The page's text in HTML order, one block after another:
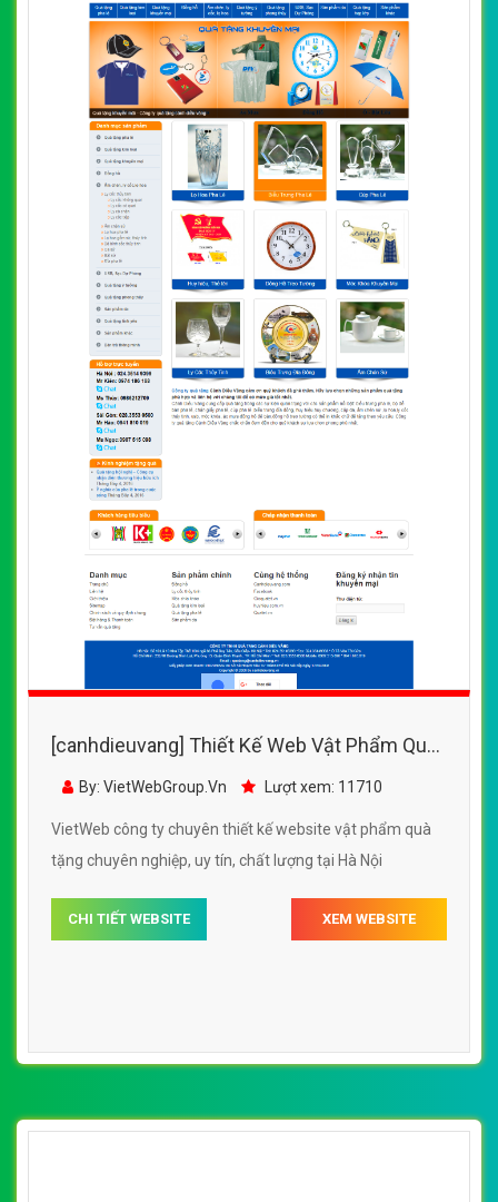
[canhdieuvang] Thiết Kế Web Vật Phẩm Quà
Tặng Cánh Diều Vàng
By: VietWebGroup.Vn Lượt xem: 11710
VietWeb công ty chuyên thiết kế website vật phẩm quà
tặng chuyên nghiệp, uy tín, chất lượng tại Hà Nội
CHI TIẾT WEBSITE XEM WEBSITE